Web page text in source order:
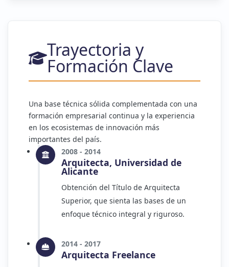
Trayectoria y
Formación Clave
Una base técnica sólida complementada con una
formación empresarial continua y la experiencia
en los ecosistemas de innovación más
importantes del país.
2008 - 2014
Arquitecta, Universidad de
Alicante
Obtención del Título de Arquitecta
Superior, que sienta las bases de un
enfoque técnico integral y riguroso.
2014 - 2017
Arquitecta Freelance